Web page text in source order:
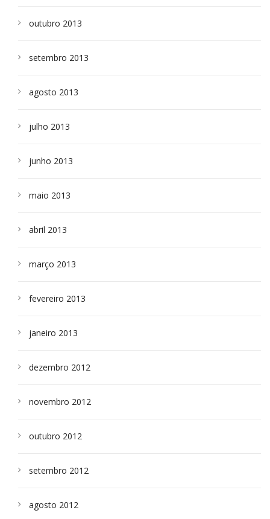
outubro 2013
setembro 2013
agosto 2013
julho 2013
junho 2013
maio 2013
abril 2013
março 2013
fevereiro 2013
janeiro 2013
dezembro 2012
novembro 2012
outubro 2012
setembro 2012
agosto 2012